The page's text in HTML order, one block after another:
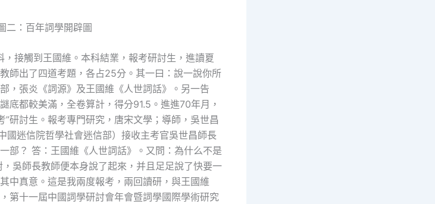
二：百年詞學開辟圖
接觸到王國維。本科結業，報考研討生，進讀夏
師出了四道考題，各占25分。其一曰：說一說你所
，張炎《詞源》及王國維《人世詞話》。另一告
底都較美滿，全卷算計，得分91.5。進進70年月，
”研討生。報考專門研究，唐宋文學；導師，吳世昌
國迷信院哲學社會迷信部）接收主考官吳世昌師長
部？ 答：王國維《人世詞話》。又問：為什么不是
吳師長教師便本身說了起來，并且足足說了快要一
中真意。這是我兩度報考，兩回讀研，與王國維
第十一屆中國詞學研討會年會暨詞學國際學術研究